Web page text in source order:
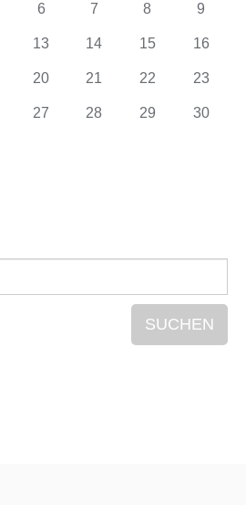
6 7 8 9
13 14 15 16
20 21 22 23
27 28 29 30